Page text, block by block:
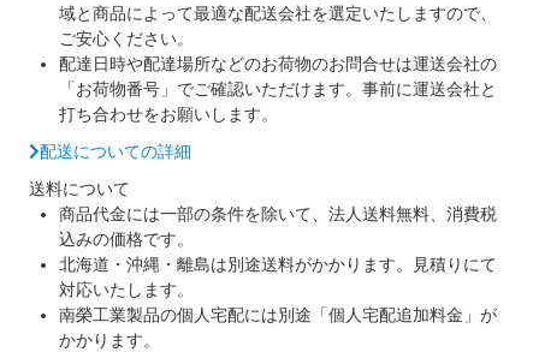
域と商品によって最適な配送会社を選定いたしますので、
ご安心ください。
配達日時や配達場所などのお荷物のお問合せは運送会社の
「お荷物番号」でご確認いただけます。事前に運送会社と
打ち合わせをお願いします。
配送についての詳細
送料について
商品代金には一部の条件を除いて、法人送料無料、消費税
込みの価格です。
北海道・沖縄・離島は別途送料がかかります。見積りにて
対応いたします。
南榮工業製品の個人宅配には別途「個人宅配追加料金」が
かかります。